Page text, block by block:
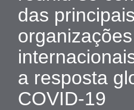
das principais
organizações
a resposta
COVID-19